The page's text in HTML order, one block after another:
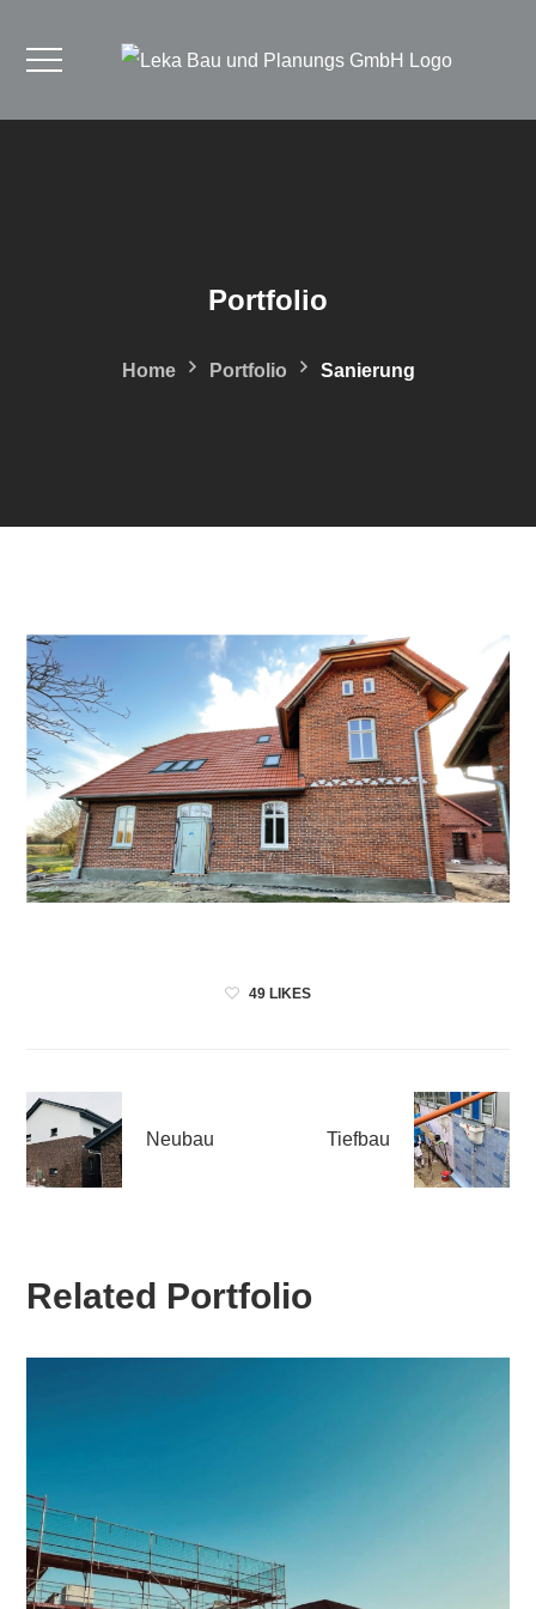
Portfolio
Home Portfolio Sanierung
49 LIKES
Neubau Tiefbau
Related Portfolio